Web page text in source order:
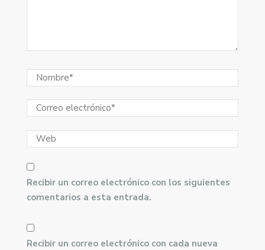
Recibir un correo electrónico con los siguientes
comentarios a esta entrada.
Recibir un correo electrónico con cada nueva